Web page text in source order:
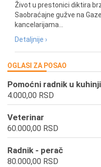
Život u prestonici diktira
Saobraćajne gužve na
kancelarijama...
Detaljnije ›
OGLASI ZA POSAO
Pomoćni radnik u kuhinji
4.000,00 RSD
Veterinar
60.000,00 RSD
Radnik - perač
80.000,00 RSD